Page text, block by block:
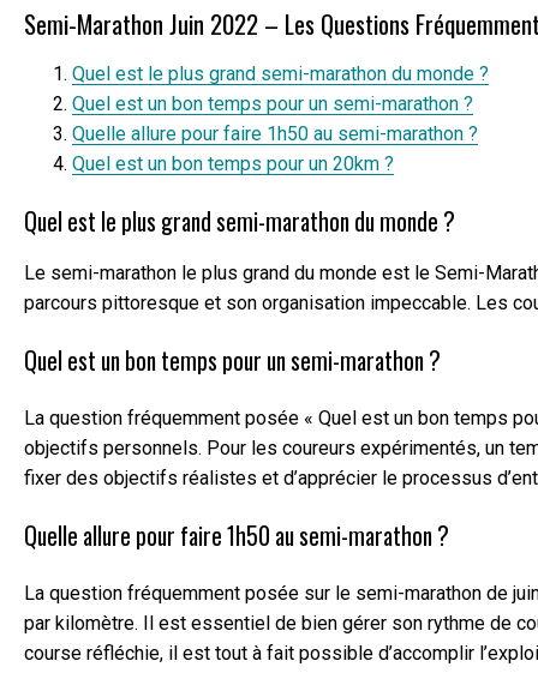
Semi-Marathon Juin 2022 – Les Questions
Quel est le plus grand semi-marathon du monde ?
Quel est un bon temps pour un semi-marathon ?
Quelle allure pour faire 1h50 au semi-marathon ?
Quel est un bon temps pour un 20km ?
Quel est le plus grand semi-marathon du monde ?
Le semi-marathon le plus grand du monde est le Semi-
parcours pittoresque et son organisation impeccable. Les
Quel est un bon temps pour un semi-marathon ?
La question fréquemment posée « Quel est un bon temps
objectifs personnels. Pour les coureurs expérimentés, un
fixer des objectifs réalistes et d’apprécier le processus
Quelle allure pour faire 1h50 au semi-marathon ?
La question fréquemment posée sur le semi-marathon de
par kilomètre. Il est essentiel de bien gérer son rythme de
course réfléchie, il est tout à fait possible d’accomplir